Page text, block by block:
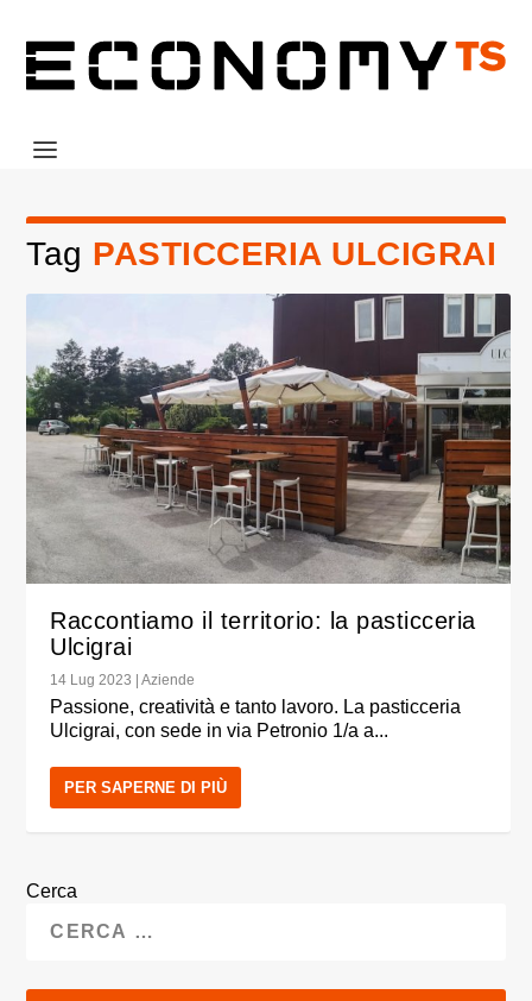
Tag PASTICCERIA ULCIGRAI
Raccontiamo il territorio: la pasticceria
Ulcigrai
14 Lug 2023 |Aziende
Passione, creatività e tanto lavoro. La pasticceria
Ulcigrai, con sede in via Petronio 1/a a...
PER SAPERNE DI PIÙ
Cerca